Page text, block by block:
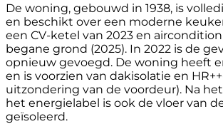
De woning, gebouwd in 1938, is
en beschikt over een moderne
een CV-ketel van 2023 en
begane grond (2025). In 2022 is de
opnieuw gevoegd. De woning heeft
en is voorzien van dakisolatie en
uitzondering van de voordeur). Na
het energielabel is ook de vloer van
geïsoleerd.